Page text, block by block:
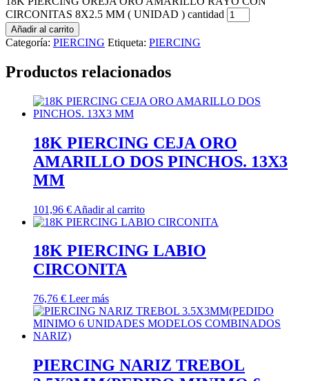
CIRCONITAS 8X2.5 MM ( UNIDAD ) cantidad
Añadir al carrito
Categoría: PIERCING Etiqueta: PIERCING
Productos relacionados
18K PIERCING CEJA ORO
AMARILLO DOS PINCHOS. 13X3
MM
101,96 € Añadir al carrito
18K PIERCING LABIO
CIRCONITA
76,76 € Leer más
PIERCING NARIZ TREBOL